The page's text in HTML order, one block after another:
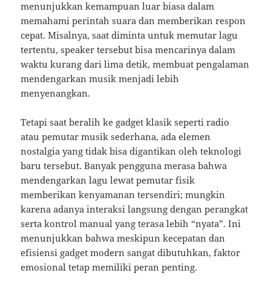
menunjukkan kemampuan luar biasa dalam
memahami perintah suara dan memberikan respon
cepat. Misalnya, saat diminta untuk memutar lagu
tertentu, speaker tersebut bisa mencarinya dalam
waktu kurang dari lima detik, membuat pengalaman
mendengarkan musik menjadi lebih
menyenangkan.
Tetapi saat beralih ke gadget klasik seperti radio
atau pemutar musik sederhana, ada elemen
nostalgia yang tidak bisa digantikan oleh teknologi
baru tersebut. Banyak pengguna merasa bahwa
mendengarkan lagu lewat pemutar fisik
memberikan kenyamanan tersendiri; mungkin
karena adanya interaksi langsung dengan perangkat
serta kontrol manual yang terasa lebih “nyata”. Ini
menunjukkan bahwa meskipun kecepatan dan
efisiensi gadget modern sangat dibutuhkan, faktor
emosional tetap memiliki peran penting.